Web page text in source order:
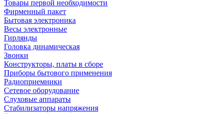
Товары первой необходимости
Фирменный пакет
Бытовая электроника
Весы электронные
Гирлянды
Головка динамическая
Звонки
Конструкторы, платы в сборе
Приборы бытового применения
Радиоприемники
Сетевое оборудование
Слуховые аппараты
Стабилизаторы напряжения